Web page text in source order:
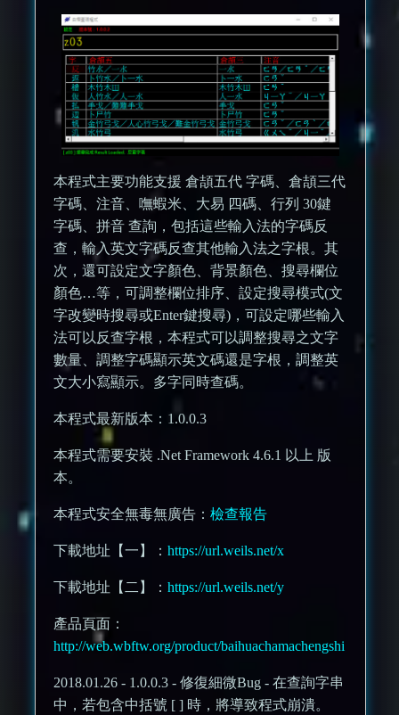
本程式主要功能支援 倉頡五代 字碼、倉頡三代
字碼、注音、嘸蝦米、大易 四碼、行列 30鍵
字碼、拼音 查詢，包括這些輸入法的字碼反
查，輸入英文字碼反查其他輸入法之字根。其
次，還可設定文字顏色、背景顏色、搜尋欄位
顏色…等，可調整欄位排序、設定搜尋模式(文
字改變時搜尋或Enter鍵搜尋)，可設定哪些輸入
法可以反查字根，本程式可以調整搜尋之文字
數量、調整字碼顯示英文碼還是字根，調整英
文大小寫顯示。多字同時查碼。
本程式最新版本：1.0.0.3
本程式需要安裝 .Net Framework 4.6.1 以上 版
本。
本程式安全無毒無廣告：檢查報告
下載地址【一】：https://url.weils.net/x
下載地址【二】：https://url.weils.net/y
產品頁面：
http://web.wbftw.org/product/baihuachamachengshi
2018.01.26 - 1.0.0.3 - 修復細微Bug - 在查詢字串
中，若包含中括號 [ ] 時，將導致程式崩潰。